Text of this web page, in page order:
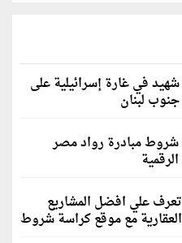
شهيد في غارة إسرائيلية على
جنوب لبنان
شروط مبادرة رواد مصر
الرقمية
تعرف علي افضل المشاريع
العقارية مع موقع كراسة شروط